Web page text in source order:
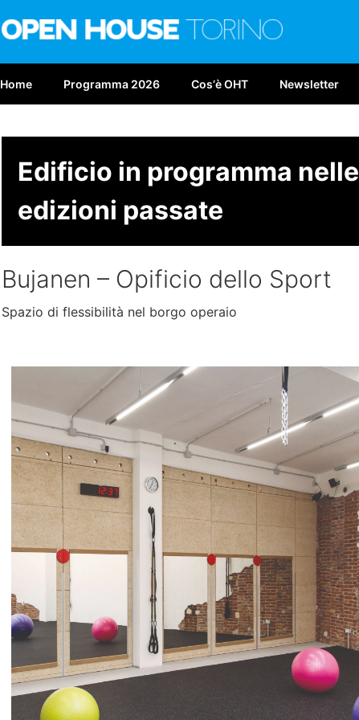
OPEN HOUSE TORINO
Home Programma 2026 Cosʼè OHT Newsletter
Edificio in programma nelle
edizioni passate
Bujanen – Opificio dello Sport
Spazio di flessibilità nel borgo operaio